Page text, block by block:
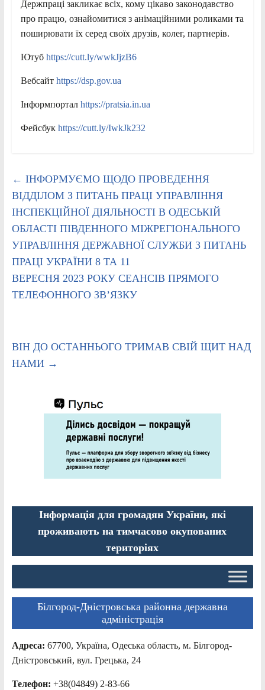
Держпраці закликає всіх, кому цікаво законодавство
про працю, ознайомитися з анімаційними роликами та
поширювати їх серед своїх друзів, колег, партнерів.
Ютуб https://cutt.ly/wwkJjzB6
Вебсайт https://dsp.gov.ua
Інформпортал https://pratsia.in.ua
Фейсбук https://cutt.ly/IwkJk232
← ІНФОРМУЄМО ЩОДО ПРОВЕДЕННЯ
ВІДДІЛОМ З ПИТАНЬ ПРАЦІ УПРАВЛІННЯ
ІНСПЕКЦІЙНОЇ ДІЯЛЬНОСТІ В ОДЕСЬКІЙ
ОБЛАСТІ ПІВДЕННОГО МІЖРЕГІОНАЛЬНОГО
УПРАВЛІННЯ ДЕРЖАВНОЇ СЛУЖБИ З ПИТАНЬ
ПРАЦІ УКРАЇНИ 8 ТА 11
ВЕРЕСНЯ 2023 РОКУ СЕАНСІВ ПРЯМОГО
ТЕЛЕФОННОГО ЗВ’ЯЗКУ
ВІН ДО ОСТАННЬОГО ТРИМАВ СВІЙ ЩИТ НАД
НАМИ →
Інформація для громадян України, які
проживають на тимчасово окупованих
територіях
Білгород-Дністровська районна державна
адміністрація
Адреса: 67700, Україна, Одеська область, м. Білгород-
Дністровський, вул. Грецька, 24
Телефон: +38(04849) 2-83-66